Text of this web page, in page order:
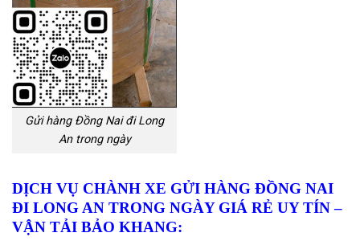
Gửi hàng Đồng Nai đi Long
An trong ngày
DỊCH VỤ CHÀNH XE GỬI HÀNG ĐỒNG NAI
ĐI LONG AN TRONG NGÀY GIÁ RẺ UY TÍN–
VẬN TẢI BẢO KHANG: